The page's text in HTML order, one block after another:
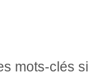
mots-clés